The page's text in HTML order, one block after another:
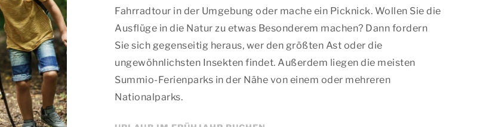
Fahrradtour in der Umgebung oder mache ein Picknick. Wollen Sie die
Ausflüge in die Natur zu etwas Besonderem machen? Dann fordern
Sie sich gegenseitig heraus, wer den größten Ast oder die
ungewöhnlichsten Insekten findet. Außerdem liegen die meisten
Summio-Ferienparks in der Nähe von einem oder mehreren
Nationalparks.